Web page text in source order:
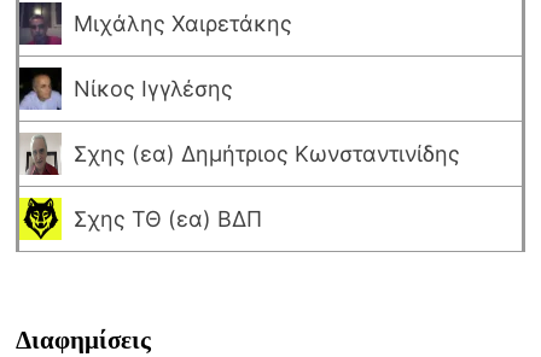
Μιχάλης Χαιρετάκης
Νίκος Ιγγλέσης
Σχης (εα) Δημήτριος Κωνσταντινίδης
Σχης ΤΘ (εα) ΒΔΠ
Διαφημίσεις